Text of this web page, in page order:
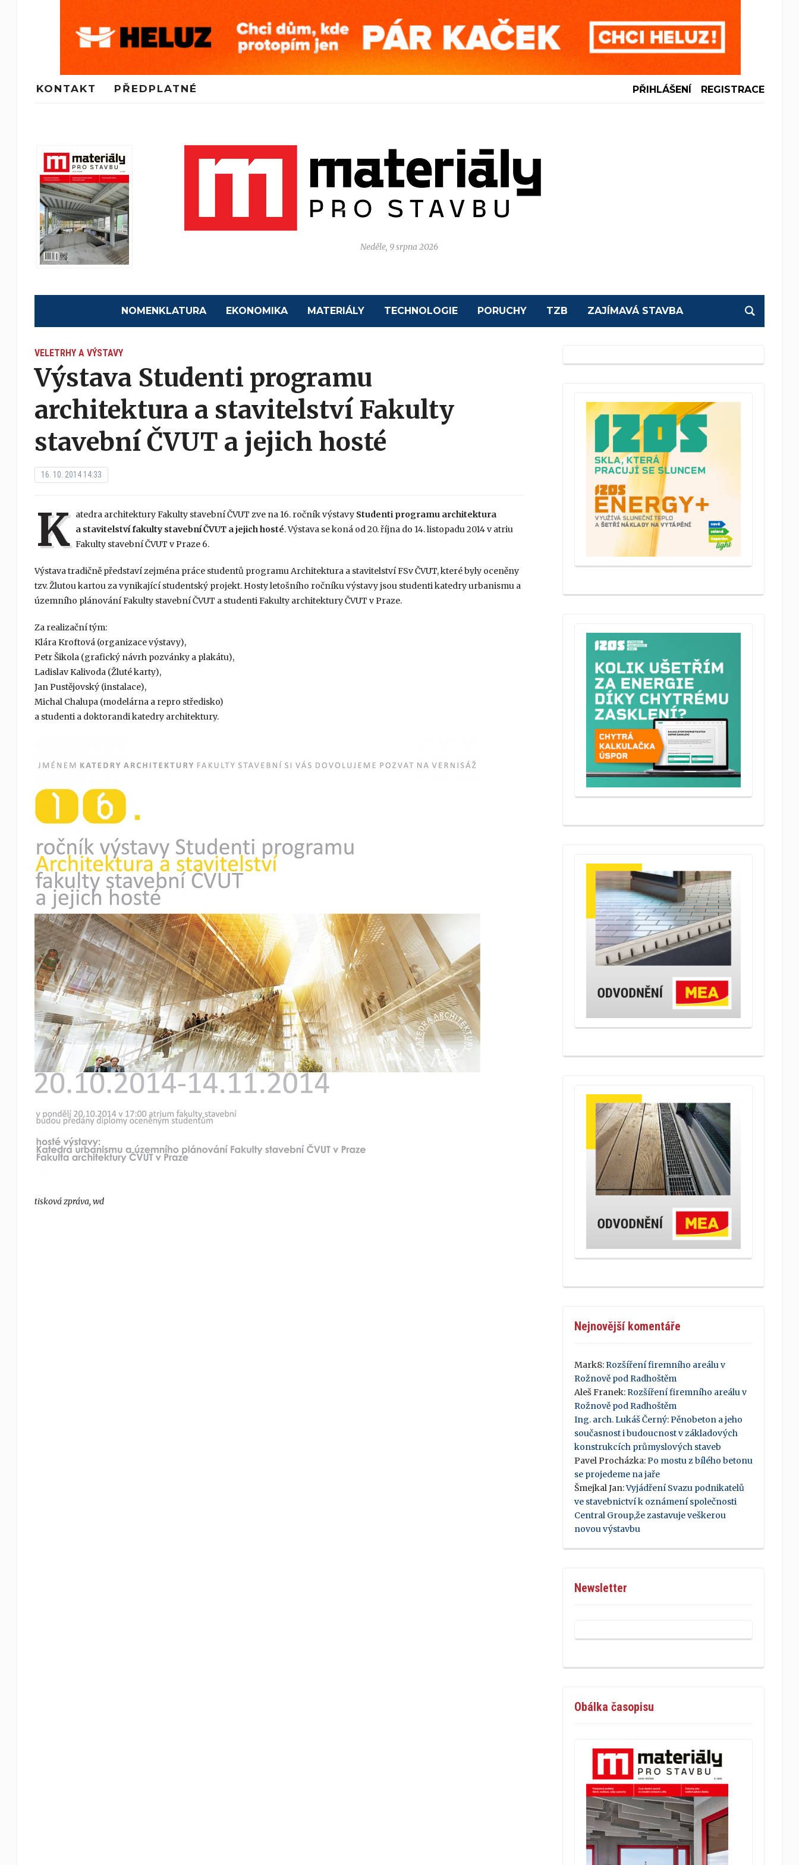
KONTAKT PŘEDPLATNÉ PŘIHLÁŠENÍ REGISTRACE
Neděle, 9 srpna 2026
NOMENKLATURA EKONOMIKA MATERIÁLY TECHNOLOGIE PORUCHY TZB ZAJÍMAVÁ STAVBA
VELETRHY A VÝSTAVY
Výstava Studenti programu
architektura a stavitelství Fakulty
stavební ČVUT a jejich hosté
16. 10. 2014 14:33
K atedra architektury Fakulty stavební ČVUT zve na 16. ročník výstavy Studenti programu architektura
a stavitelství fakulty stavební ČVUT a jejich hosté. Výstava se koná od 20. října do 14. listopadu 2014 v atriu
Fakulty stavební ČVUT v Praze 6.
Výstava tradičně představí zejména práce studentů programu Architektura a stavitelství FSv ČVUT, které byly oceněny
tzv. Žlutou kartou za vynikající studentský projekt. Hosty letošního ročníku výstavy jsou studenti katedry urbanismu a
územního plánování Fakulty stavební ČVUT a studenti Fakulty architektury ČVUT v Praze.
Za realizační tým:
Klára Kroftová (organizace výstavy),
Petr Šikola (grafický návrh pozvánky a plakátu),
Ladislav Kalivoda (Žluté karty),
Jan Pustějovský (instalace),
Michal Chalupa (modelárna a repro středisko)
a studenti a doktorandi katedry architektury.
tisková zpráva, wd
Nejnovější komentáře
Mark8:Rozšíření firemního areálu v
Rožnově pod Radhoštěm
Aleš Franek:Rozšíření firemního areálu v
Rožnově pod Radhoštěm
Ing. arch. Lukáš Černý:Pěnobeton a jeho
současnost i budoucnost v základových
konstrukcích průmyslových staveb
Pavel Procházka:Po mostu z bílého betonu
se projedeme na jaře
Šmejkal Jan:Vyjádření Svazu podnikatelů
ve stavebnictví k oznámení společnosti
Central Group,že zastavuje veškerou
novou výstavbu
Newsletter
Obálka časopisu